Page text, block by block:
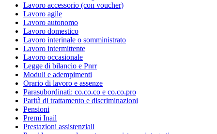
Lavoro accessorio (con voucher)
Lavoro agile
Lavoro autonomo
Lavoro domestico
Lavoro interinale o somministrato
Lavoro intermittente
Lavoro occasionale
Legge di bilancio e Pnrr
Moduli e adempimenti
Orario di lavoro e assenze
Parasubordinati: co.co.co e co.co.pro
Parità di trattamento e discriminazioni
Pensioni
Premi Inail
Prestazioni assistenziali